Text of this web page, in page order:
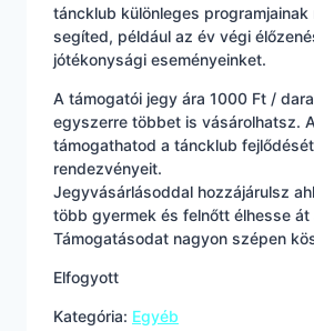
táncklub különleges
segíted, például az év végi
jótékonysági eseményeinket.
A támogatói jegy ára 1000 Ft /
egyszerre többet is vásárolhatsz.
támogathatod a táncklub
rendezvényeit.
Jegyvásárlásoddal hozzájárulsz
több gyermek és felnőtt élhesse át
Támogatásodat nagyon szépen
Elfogyott
Kategória: Egyéb